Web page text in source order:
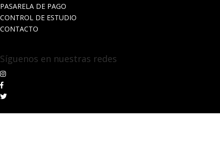
PASARELA DE PAGO
CONTROL DE ESTUDIO
CONTACTO
Síguenos en nuestras redes